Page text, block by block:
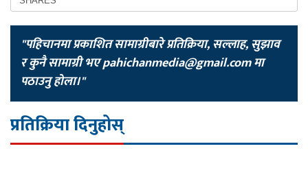
"पहिचानमा प्रकाशित सामाग्रीबारे प्रतिक्रिया, सल्लाह, सुझाव
र कुनै सामाग्री भएpahichanmedia@gmail.comमा
पठाउनु होला।"
प्रतिक्रिया दिनुहोस्